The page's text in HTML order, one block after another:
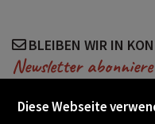
BLEIBEN WIR IN
Newsletter
Diese Webseite